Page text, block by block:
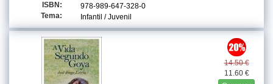
ISBN:
978-989-647-328-0
Tema:
Infantil / Juvenil
14.50 €
11.60 €